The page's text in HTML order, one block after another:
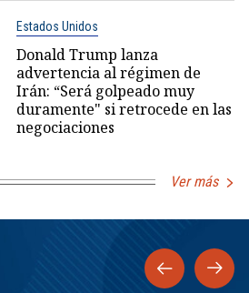
Estados Unidos
Donald Trump lanza
advertencia al régimen de
Irán: “Será golpeado muy
duramente" si retrocede en las
negociaciones
Ver más